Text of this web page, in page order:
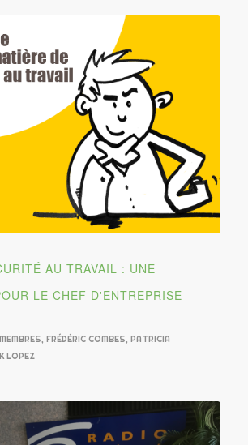
AU TRAVAIL : UNE
LE CHEF D'ENTREPRISE
, FRÉDÉRIC COMBES, PATRICIA
LOPEZ